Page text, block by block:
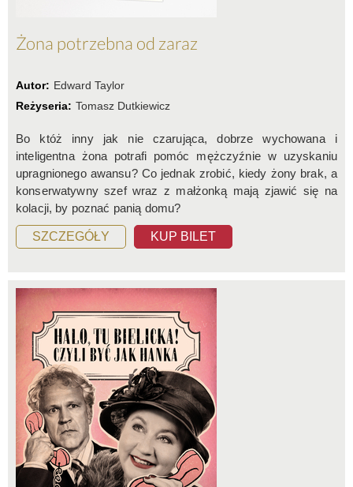
Żona potrzebna od zaraz
Autor: Edward Taylor
Reżyseria: Tomasz Dutkiewicz
Bo któż inny jak nie czarująca, dobrze wychowana i
inteligentna żona potrafi pomóc mężczyźnie w uzyskaniu
upragnionego awansu? Co jednak zrobić, kiedy żony brak, a
konserwatywny szef wraz z małżonką mają zjawić się na
kolacji, by poznać panią domu?
SZCZEGÓŁY KUP BILET